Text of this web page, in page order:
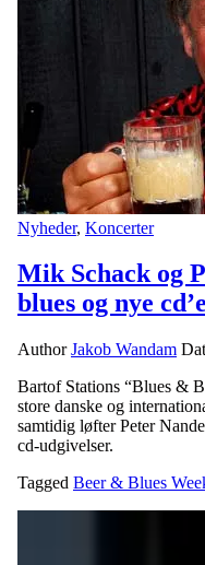
Nyheder, Koncerter
Mik Schack og
blues og nye
AuthorJakob Wandam
Bartof Stations “Blues &
store danske og
samtidig løfter Peter
cd-udgivelser.
Tagged Beer & Blues